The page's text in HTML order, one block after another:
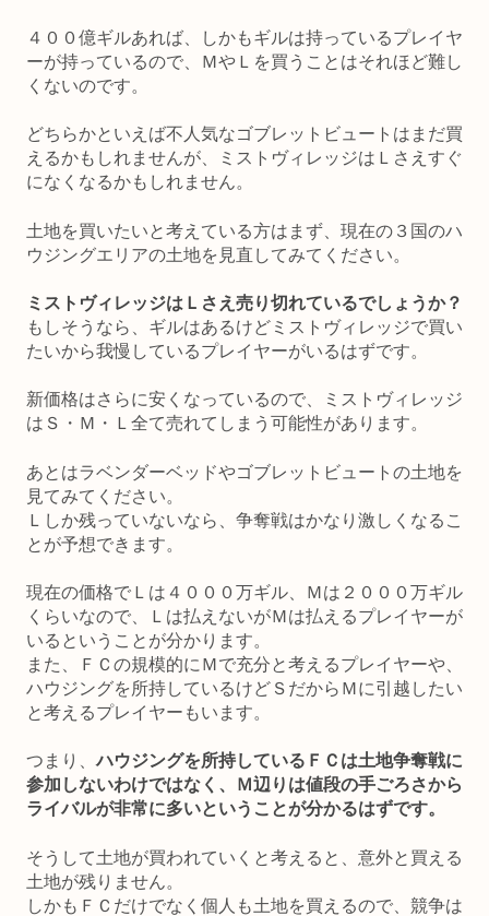
４００億ギルあれば、しかもギルは持っているプレイヤ
ーが持っているので、ＭやＬを買うことはそれほど難し
くないのです。
どちらかといえば不人気なゴブレットビュートはまだ買
えるかもしれませんが、ミストヴィレッジはＬさえすぐ
になくなるかもしれません。
土地を買いたいと考えている方はまず、現在の３国のハ
ウジングエリアの土地を見直してみてください。
ミストヴィレッジはＬさえ売り切れているでしょうか？
もしそうなら、ギルはあるけどミストヴィレッジで買い
たいから我慢しているプレイヤーがいるはずです。
新価格はさらに安くなっているので、ミストヴィレッジ
はＳ・Ｍ・Ｌ全て売れてしまう可能性があります。
あとはラベンダーベッドやゴブレットビュートの土地を
見てみてください。
Ｌしか残っていないなら、争奪戦はかなり激しくなるこ
とが予想できます。
現在の価格でＬは４０００万ギル、Ｍは２０００万ギル
くらいなので、Ｌは払えないがＭは払えるプレイヤーが
いるということが分かります。
また、ＦＣの規模的にＭで充分と考えるプレイヤーや、
ハウジングを所持しているけどＳだからＭに引越したい
と考えるプレイヤーもいます。
つまり、ハウジングを所持しているＦＣは土地争奪戦に
参加しないわけではなく、Ｍ辺りは値段の手ごろさから
ライバルが非常に多いということが分かるはずです。
そうして土地が買われていくと考えると、意外と買える
土地が残りません。
しかもＦＣだけでなく個人も土地を買えるので、競争は